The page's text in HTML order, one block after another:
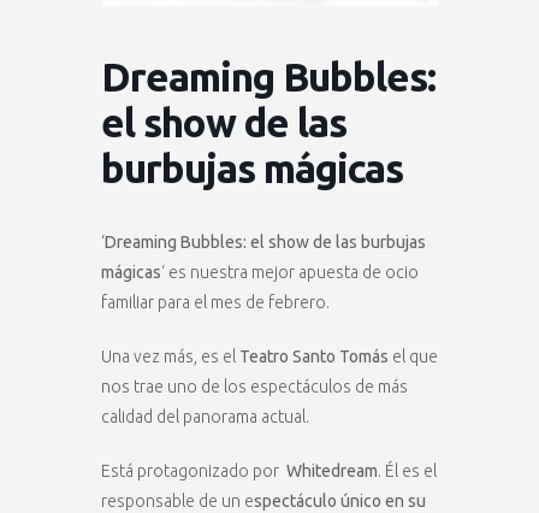
Dreaming Bubbles:
el show de las
burbujas mágicas
‘Dreaming Bubbles: el show de las burbujas
mágicas‘ es nuestra mejor apuesta de ocio
familiar para el mes de febrero.
Una vez más, es el Teatro Santo Tomás el que
nos trae uno de los espectáculos de más
calidad del panorama actual.
Está protagonizado por Whitedream. Él es el
responsable de un espectáculo único en su